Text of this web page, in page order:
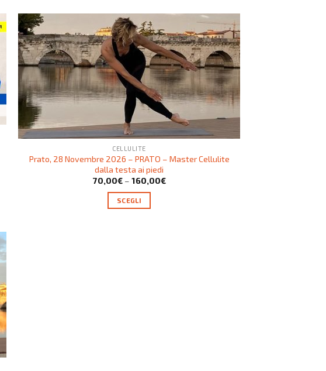
CELLULITE
Prato, 28 Novembre 2026 – PRATO – Master Cellulite
dalla testa ai piedi
70,00€– 160,00€
SCEGLI